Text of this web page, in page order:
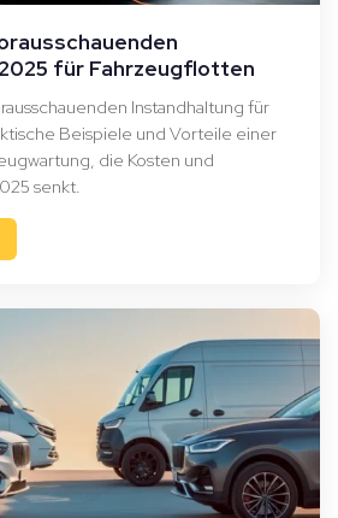
für Fahrzeugflotten
Instandhaltung für
Beispiele und Vorteile einer
die Kosten und
senkt.